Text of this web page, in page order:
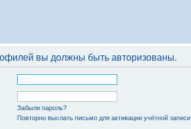
вы должны быть авторизованы.
Забыли пароль?
Повторно выслать письмо для активации учётной записи